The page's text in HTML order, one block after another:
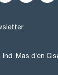
Mas d’en